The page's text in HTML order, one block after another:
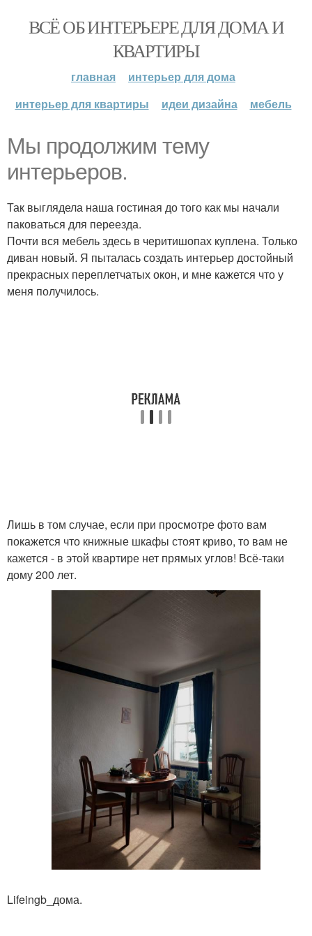
ВСЁ ОБ ИНТЕРЬЕРЕ ДЛЯ ДОМА И
КВАРТИРЫ
главная
интерьер для дома
интерьер для квартиры
идеи дизайна мебель
Мы продолжим тему
интерьеров.
Так выглядела наша гостиная до того как мы начали
паковаться для переезда.
Почти вся мебель здесь в черитишопах куплена. Только
диван новый. Я пыталась создать интерьер достойный
прекрасных переплетчатых окон, и мне кажется что у
меня получилось.
Лишь в том случае, если при просмотре фото вам
покажется что книжные шкафы стоят криво, то вам не
кажется - в этой квартире нет прямых углов! Всё-таки
дому 200 лет.
Lifeingb_дома.